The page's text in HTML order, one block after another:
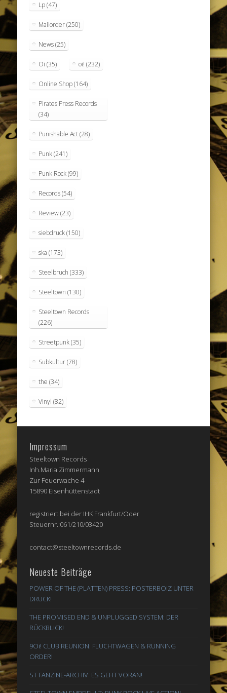
Lp(47)
Mailorder(250)
News(25)
Oi (35) oi! (232)
Online Shop(164)
Pirates Press Records
(34)
Punishable Act(28)
Punk(241)
Punk Rock(99)
Records(54)
Review(23)
siebdruck(150)
ska (173)
Steelbruch (333)
Steeltown (130)
Steeltown Records
(226)
Streetpunk(35)
Subkultur(78)
the (34)
Vinyl (82)
Impressum
Steeltown Records
Inh.Maria Zimmermann
Zur Feuerwache 4
15890 Eisenhüttenstadt
registriert bei der IHK Frankfurt/Oder
Steuernr.:061/210/03420
contact@steeltownrecords.de
Neueste Beiträge
POWER OF THE (PLATTEN) PRESS: POSTERBOIZ UNTER
DRUCK!
THE PROMISED END & UNPLUGGED SYSTEM: DER
RÜCKBLICK!
9Oi! CLUB REUNION: FLUCHTWAGEN & RUNNING
ORDER!
ST FANZINE-ARCHIV: ES GEHT VORAN!